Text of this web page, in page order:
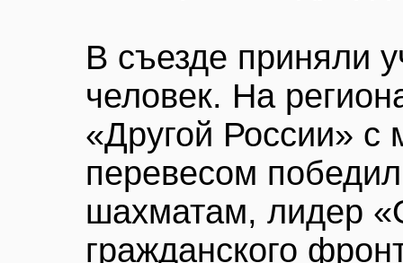
В съезде приняли
человек. На
«Другой России»
перевесом
шахматам, лидер
гражданского